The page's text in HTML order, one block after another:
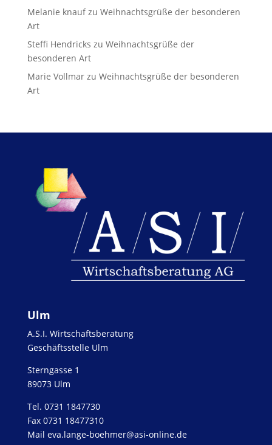
Melanie knaufzu Weihnachtsgrüße der besonderen
Art
Steffi Hendricks zu Weihnachtsgrüße der
besonderen Art
Marie Vollmarzu Weihnachtsgrüße der besonderen
Art
Ulm
A.S.I. Wirtschaftsberatung
Geschäftsstelle Ulm
Sterngasse 1
89073 Ulm
Tel. 0731 1847730
Fax 0731 18477310
Mail eva.lange-boehmer@asi-online.de